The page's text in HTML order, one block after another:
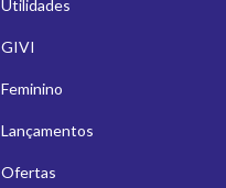
Utilidades
GIVI
Feminino
Lançamentos
Ofertas